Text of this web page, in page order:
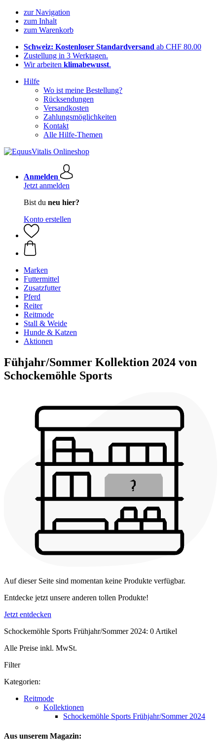
zur Navigation
zum Inhalt
zum Warenkorb
Schweiz: Kostenloser Standardversand ab CHF 80.00
Zustellung in 3 Werktagen.
Wir arbeiten klimabewusst.
Hilfe
Wo ist meine Bestellung?
Rücksendungen
Versandkosten
Zahlungsmöglichkeiten
Kontakt
Alle Hilfe-Themen
Anmelden
Jetzt anmelden
Bist du neu hier?
Konto erstellen
Marken
Futtermittel
Zusatzfutter
Pferd
Reiter
Reitmode
Stall & Weide
Hunde & Katzen
Aktionen
Fühjahr/Sommer Kollektion 2024 von
Schockemöhle Sports
Auf dieser Seite sind momentan keine Produkte verfügbar.
Entdecke jetzt unsere anderen tollen Produkte!
Jetzt entdecken
Schockemöhle Sports Frühjahr/Sommer 2024: 0 Artikel
Alle Preise inkl. MwSt.
Filter
Kategorien:
Reitmode
Kollektionen
Schockemöhle Sports Frühjahr/Sommer 2024
Aus unserem Magazin: